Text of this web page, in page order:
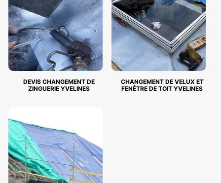
DEVIS CHANGEMENT DE
ZINGUERIE YVELINES
CHANGEMENT DE VELUX ET
FENÊTRE DE TOIT YVELINES